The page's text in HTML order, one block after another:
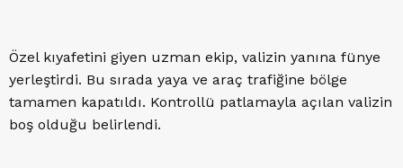
Özel kıyafetini giyen uzman ekip, valizin yanına fünye
yerleştirdi. Bu sırada yaya ve araç trafiğine bölge
tamamen kapatıldı. Kontrollü patlamayla açılan valizin
boş olduğu belirlendi.